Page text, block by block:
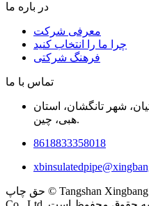
در باره ما
معرفی شرکت
چرا ما را انتخاب کنید
فرهنگ شرکتی
تماس با ما
شهر تانگشان، استان
هبی، چین.
8618833358018
حق چاپ © Tangshan Xingbang Pipeline Engineering Equipment